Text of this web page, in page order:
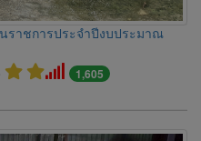
ราชการประจำปีงบประมาณ
1,605